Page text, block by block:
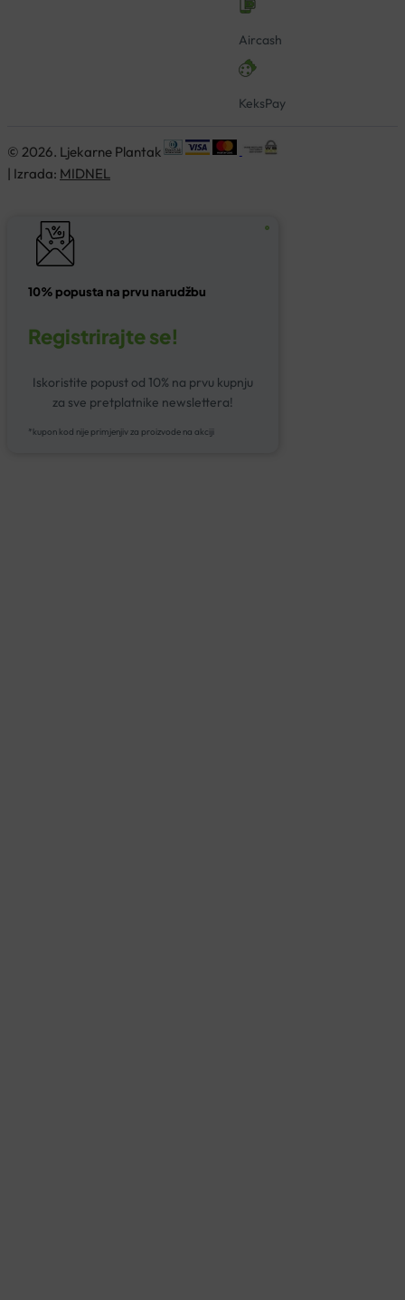
Aircash
KeksPay
© 2026. Ljekarne Plantak
| Izrada: MIDNEL
10% popusta na prvu narudžbu
Registrirajte se!
Iskoristite popust od 10% na prvu kupnju
za sve pretplatnike newslettera!
*kupon kod nije primjenjiv za proizvode na akciji